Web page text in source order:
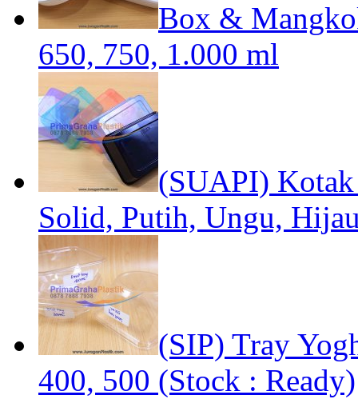
Box &
650, 750, 1.000 ml
(SUAPI)
Solid, Putih, Ungu,
(SIP) Tray
400, 500 (Stock : Ready)